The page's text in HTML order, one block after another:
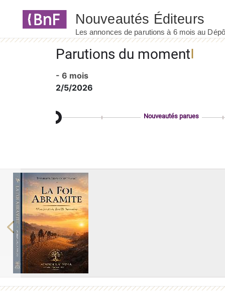
Parutions du moment
- 6 mois
2/5/2026
Nouveautés parues
Previous